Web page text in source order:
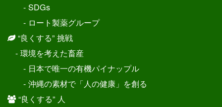
- SDGs
- ロート製薬グループ
“良くする” 挑戦
- 環境を考えた畜産
- 日本で唯一の有機パイナップル
- 沖縄の素材で「人の健康」を創る
“良くする” 人